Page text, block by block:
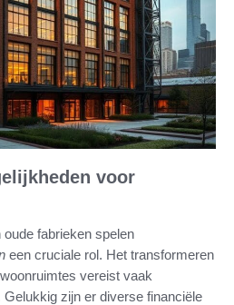
voor
fabrieken spelen
een cruciale rol. Het transformeren
vereist vaak
zijn er diverse financiële